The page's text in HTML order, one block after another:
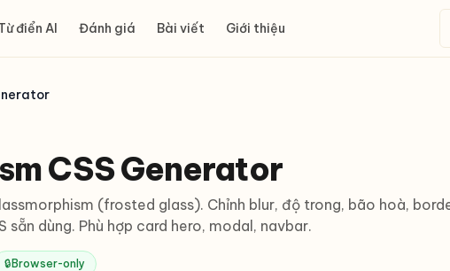
điển AI Đánh giá Bài viết Giới thiệu
CSS Generator
(frosted glass). Chỉnh blur, độ trong, bão hoà,
sẵn dùng. Phù hợp card hero, modal, navbar.
🔒 Browser-only